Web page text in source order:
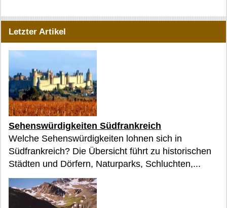
Letzter Artikel
Sehenswürdigkeiten Südfrankreich
Welche Sehenswürdigkeiten lohnen sich in
Südfrankreich? Die Übersicht führt zu historischen
Städten und Dörfern, Naturparks, Schluchten,...